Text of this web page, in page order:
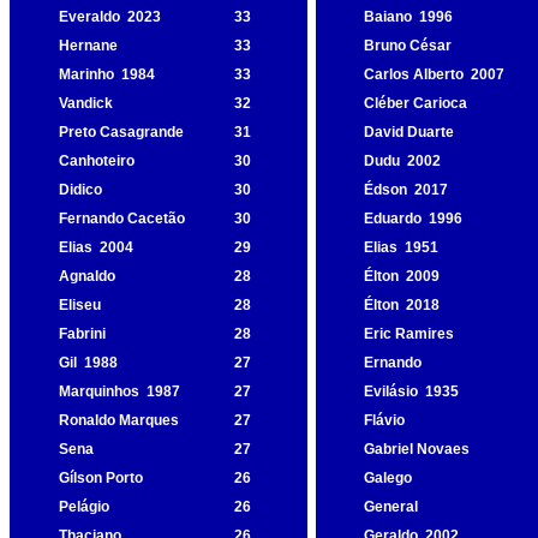
Everaldo 2023 33 Baiano 1996
Hernane
33
Bruno César
Marinho 1984 33 Carlos Alberto 2007
Vandick
32
Cléber Carioca
Preto Casagrande
31
David Duarte
Canhoteiro
30 Dudu 2002
Didico
30 Édson 2017
Fernando Cacetão
30 Eduardo 1996
Elias 2004 29 Elias 1951
Agnaldo
28 Élton 2009
Eliseu
28 Élton 2018
Fabrini
28
Eric Ramires
Gil
1988 27
Ernando
Marquinhos 1987 27 Evilásio 1935
Ronaldo Marques
27
Flávio
Sena
27
Gabriel Novaes
Gílson Porto
26
Galego
Pelágio
26
General